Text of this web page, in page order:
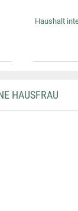
Haushalt
HAUSFRAU